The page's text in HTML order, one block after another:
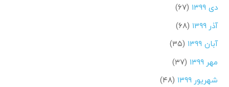
دی ۱۳۹۹
(۶۷)
آذر ۱۳۹۹
(۶۸)
آبان ۱۳۹۹
(۳۵)
مهر ۱۳۹۹
(۳۷)
شهریور ۱۳۹۹
(۴۸)